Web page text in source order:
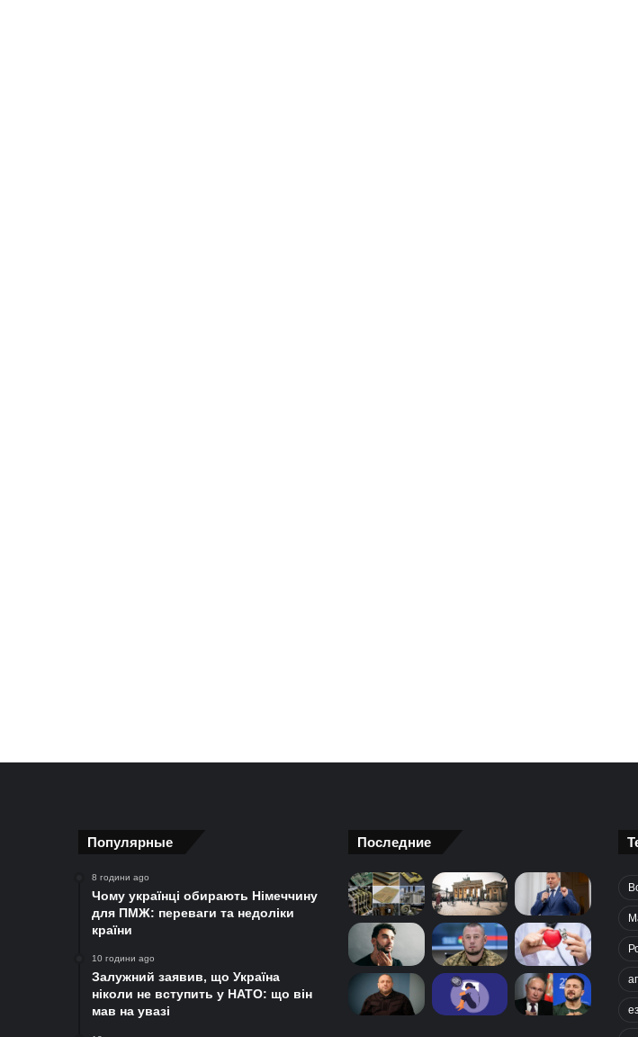
Популярные
8 години ago
Чому українці обирають Німеччину
для ПМЖ: переваги та недоліки
країни
10 години ago
Залужний заявив, що Україна
ніколи не вступить у НАТО: що він
мав на увазі
Последние